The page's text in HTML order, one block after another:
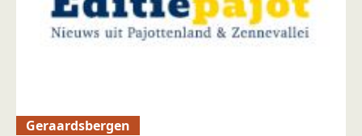
Geraardsbergen